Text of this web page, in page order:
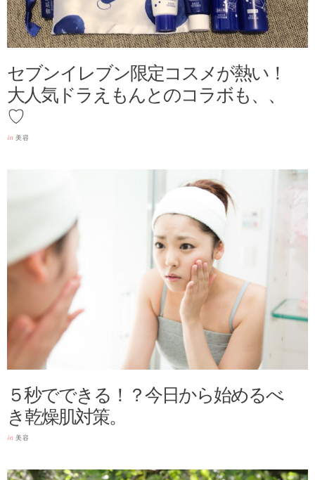
セブンイレブン限定コスメが熱い！
大人気ドラえもんとのコラボも、、
♡
in 美容
５秒でできる！？今日から始めるべ
き乾燥肌対策。
in 美容